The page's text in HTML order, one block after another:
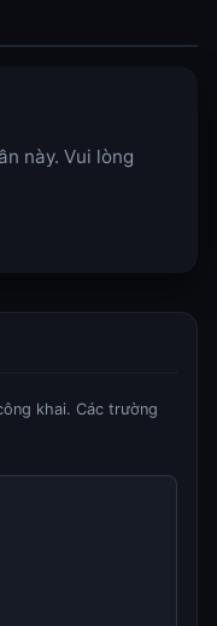
này. Vui lòng
khai. Các trường